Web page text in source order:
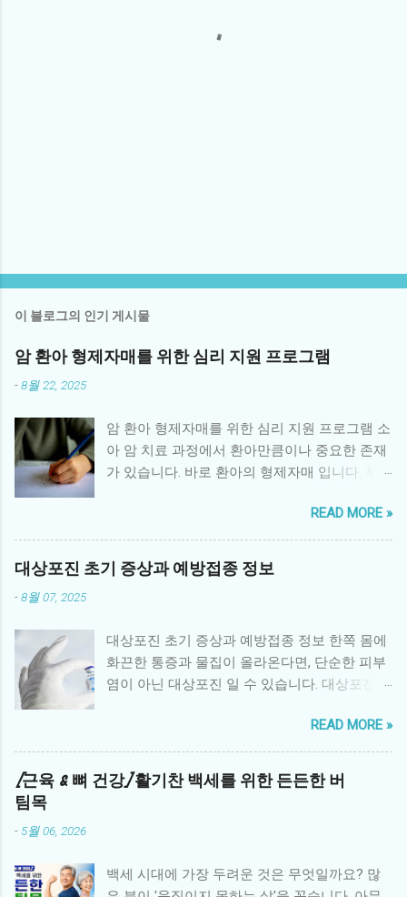
이 블로그의 인기 게시물
암 환아 형제자매를 위한 심리 지원 프로그램
-8월 22, 2025
암 환아 형제자매를 위한 심리 지원 프로그램 소
아 암 치료 과정에서 환아만큼이나 중요한 존재
가 있습니다. 바로 환아의 형제자매 입니다. 부
정서적 소외감을 느끼거나, 불안·우울 같은 심리
적 문제를 경험하기 쉽습니다. 따라서 체계적인
형제자매 심리 지원 프로그램 은 환아 가족 전체
의 건강한 회복에 매우 중요한 역할을 합니다. 1.
을 느낌 불안과 두려움: 동생 또는 형제의 병에
대한 불확실성과 두려움 죄책감: 환아와 비교하
면서 “내가 건강해서 미안하다”는 생각 분노와
정 학업·사회성 문제: 집중력 저하, 또래 관계 위
축 2. 병원 중심 심리 지원 프로그램 대학병원과
암 전문병원에서는 형제자매를 위한 다양한 심
제자매가 감정을 자연스럽게 표현할 수 있는 치
료법 형제자매 데이: 병원에서 형제자매만을 위
READ MORE »
대상포진 초기 증상과 예방접종 정보
-8월 07, 2025
대상포진 초기 증상과 예방접종 정보 한쪽 몸에
화끈한 통증과 물집이 올라온다면, 단순한 피부
염이 아닌 대상포진 일 수 있습니다. 대상포진은
신경절에 잠복해 있다가 면역력이 떨어졌을 때
재활성화되면서 발생하는 질환입니다. 특히 50
세 이상 중장년층이나 과로, 스트레스를 많이 받
는 사람에게 자주 발생하며, 극심한 통증과 후유
바이러스가 신경을 타고 피부로 재활성화되며
READ MORE »
[근육 & 뼈 건강] 활기찬 백세를 위한 든든한 버
팀목
- 5월 06, 2026
백세 시대에 가장 두려운 것은 무엇일까요? 많